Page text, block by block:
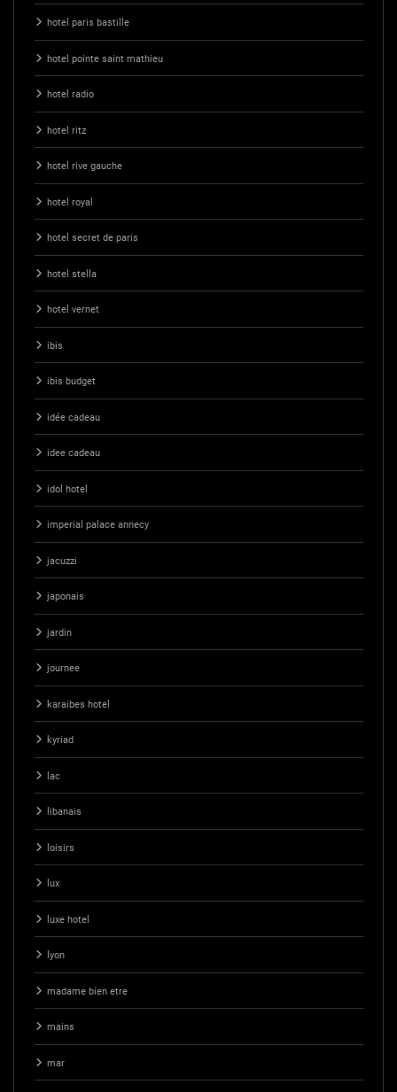
hotel paris bastille
hotel pointe saint mathieu
hotel radio
hotel ritz
hotel rive gauche
hotel royal
hotel secret de paris
hotel stella
hotel vernet
ibis
ibis budget
idée cadeau
idee cadeau
idol hotel
imperial palace annecy
jacuzzi
japonais
jardin
journee
karaibes hotel
kyriad
lac
libanais
loisirs
lux
luxe hotel
lyon
madame bien etre
mains
mar